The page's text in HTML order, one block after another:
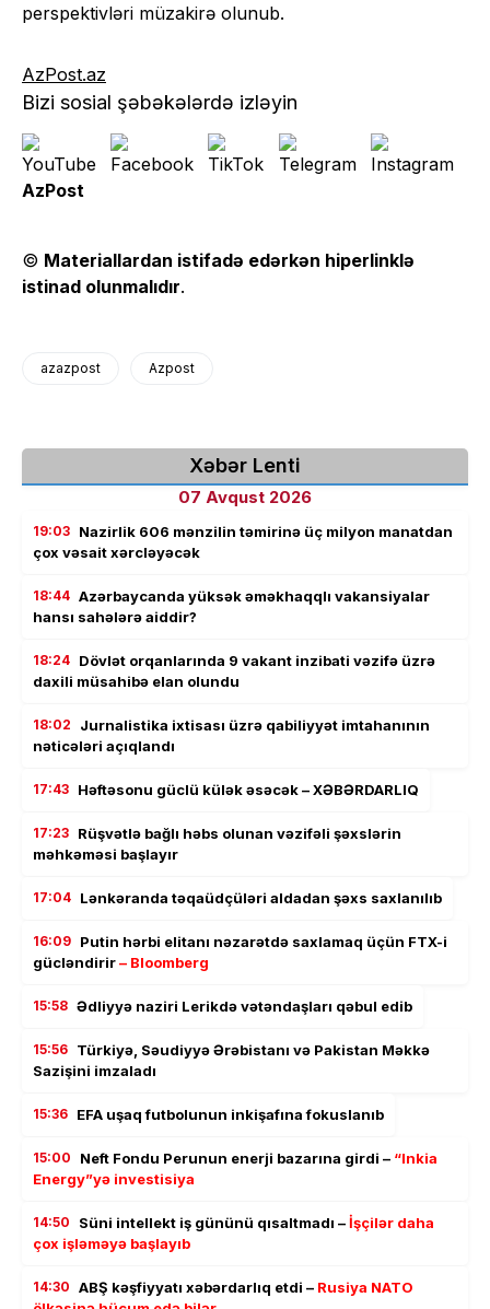
perspektivləri müzakirə olunub.
AzPost.az
Bizi sosial şəbəkələrdə izləyin
AzPost
© Materiallardan istifadə edərkən hiperlinklə
istinad olunmalıdır.
azazpost Azpost
Xəbər Lenti
07 Avqust 2026
19:03 Nazirlik 606 mənzilin təmirinə üç milyon manatdan
çox vəsait xərcləyəcək
18:44 Azərbaycanda yüksək əməkhaqqlı vakansiyalar
hansı sahələrə aiddir?
18:24 Dövlət orqanlarında 9 vakant inzibati vəzifə üzrə
daxili müsahibə elan olundu
18:02
Jurnalistika ixtisası üzrə qabiliyyət imtahanının
nəticələri açıqlandı
17:43 Həftəsonu güclü külək əsəcək – XƏBƏRDARLIQ
17:23 Rüşvətlə bağlı həbs olunan vəzifəli şəxslərin
məhkəməsi başlayır
17:04 Lənkəranda təqaüdçüləri aldadan şəxs saxlanılıb
16:09 Putin hərbi elitanı nəzarətdə saxlamaq üçün FTX-i
gücləndirir– Bloomberg
15:58 Ədliyyə naziri Lerikdə vətəndaşları qəbul edib
15:56 Türkiyə, Səudiyyə Ərəbistanı və Pakistan Məkkə
Sazişini imzaladı
15:36 EFA uşaq futbolunun inkişafına fokuslanıb
15:00 Neft Fondu Perunun enerji bazarına girdi – “Inkia
Energy”yə investisiya
14:50 Süni intellekt iş gününü qısaltmadı –İşçilər daha
çox işləməyə başlayıb
14:30 ABŞ kəşfiyyatı xəbərdarlıq etdi – Rusiya NATO